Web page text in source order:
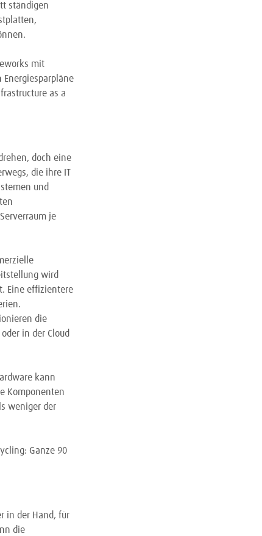
ständigen
mit
as a
doch eine
die ihre IT
und
je
wird
Eine effizientere
die
in der Cloud
kann
Komponenten
weniger der
Ganze 90
in der Hand, für
die